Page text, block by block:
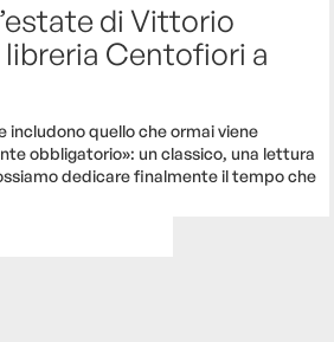
di Vittorio
Centofiori a
includono quello che ormai viene
obbligatorio»: un classico, una lettura
dedicare finalmente il tempo che